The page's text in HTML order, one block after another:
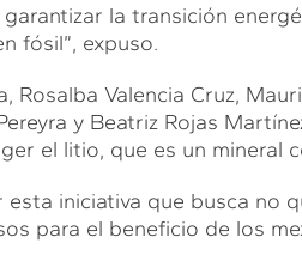
la transición
fósil”, expuso.
Valencia Cruz,
y Beatriz Rojas
el litio, que es un mineral
iniciativa que busca no
para el beneficio de los